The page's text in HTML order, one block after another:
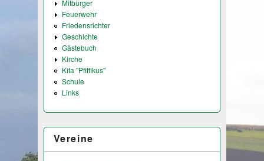
Mitbürger
Feuerwehr
Friedensrichter
Geschichte
Gästebuch
Kirche
Kita "Pfiffikus"
Schule
Links
Vereine